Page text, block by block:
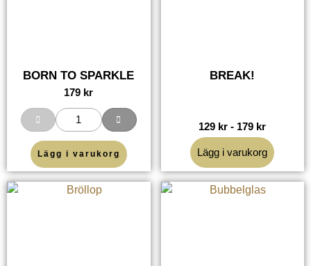
BORN TO SPARKLE
179 kr
Lägg i varukorg
BREAK!
129 kr - 179 kr
Lägg i varukorg